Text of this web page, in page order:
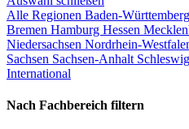
Alle Regionen Baden-Württemberg
Bremen Hamburg Hessen
Niedersachsen Nordrhein-
Sachsen Sachsen-Anhalt
International
Nach Fachbereich filtern